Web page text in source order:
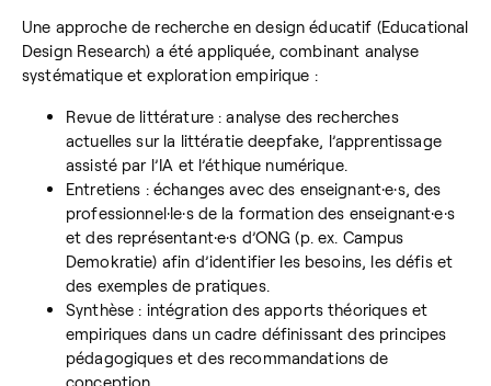
Une approche de recherche en design éducatif (Educational
Design Research) a été appliquée, combinant analyse
systématique et exploration empirique :
Revue de littérature : analyse des recherches
actuelles sur la littératie deepfake, l’apprentissage
assisté par l’IA et l’éthique numérique.
Entretiens : échanges avec des enseignant·e·s, des
professionnel·le·s de la formation des enseignant·e·s
et des représentant·e·s d’ONG (p. ex. Campus
Demokratie) afin d’identifier les besoins, les défis et
des exemples de pratiques.
Synthèse : intégration des apports théoriques et
empiriques dans un cadre définissant des principes
pédagogiques et des recommandations de
conception.